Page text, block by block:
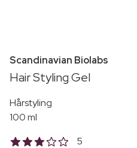
Scandinavian Biolabs
Hair Styling Gel
Hårstyling
100 ml
5